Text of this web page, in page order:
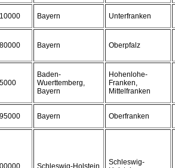
Bayern Unterfranken
Bayern Oberpfalz
Baden-
Wuerttemberg,
Bayern
Hohenlohe-
Franken,
Mittelfranken
Bayern Oberfranken
Schleswig-Holstein
Schleswig-